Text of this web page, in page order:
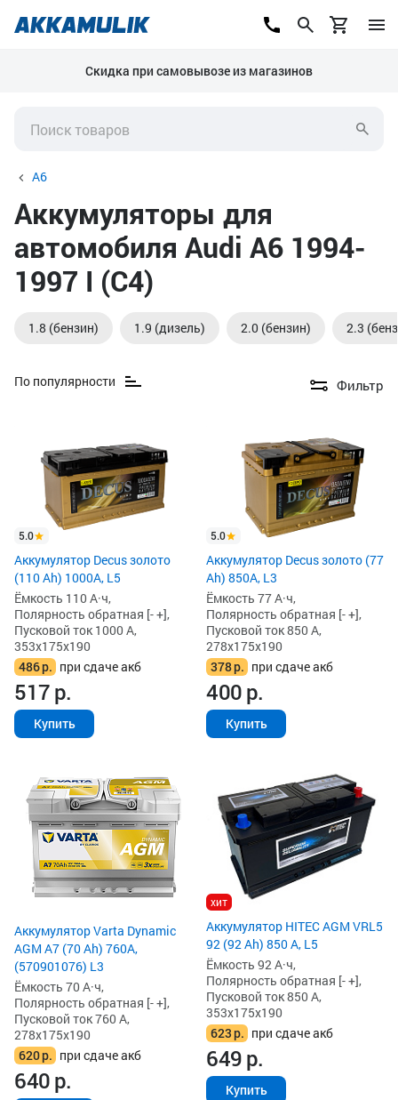
Скидка при самовывозе из магазинов
A6
Аккумуляторы для
автомобиля Audi A6 1994-
1997 I (C4)
1.8 (бензин) 1.9 (дизель) 2.0 (бензин) 2.3
По популярности Фильтр
5.0
Аккумулятор Decus золото
(110 Ah) 1000A, L5
Ёмкость 110 А·ч,
Полярность обратная [- +],
Пусковой ток 1000 А,
353x175x190
486р. при сдаче акб
517р.
Купить
5.0
Аккумулятор Decus золото (77
Ah) 850А, L3
Ёмкость 77 А·ч,
Полярность обратная [- +],
Пусковой ток 850 А,
278x175x190
378р. при сдаче акб
400р.
Купить
Аккумулятор Varta Dynamic
AGM A7 (70 Ah) 760A,
(570901076) L3
Ёмкость 70 А·ч,
Полярность обратная [- +],
Пусковой ток 760 А,
278x175x190
620р. при сдаче акб
640р.
хит
Аккумулятор HITEC AGM VRL5
92 (92 Ah) 850 А, L5
Ёмкость 92 А·ч,
Полярность обратная [- +],
Пусковой ток 850 А,
353x175x190
623р. при сдаче акб
649р.
Купить